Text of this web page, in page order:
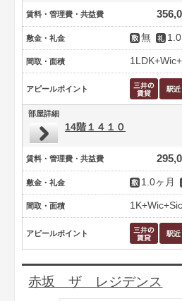
賃料・管理費・共益費
敷金・礼金 無
間取・面積
アピールポイント
部屋詳細
14階１４１０
賃料・管理費・共益費
敷金・礼金 1.0ヶ月
間取・面積 1K+Wic+Sic
アピールポイント
赤坂 ザ レジデンス